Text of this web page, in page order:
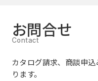
お問合せ
カタログ請求、商談申
ります。